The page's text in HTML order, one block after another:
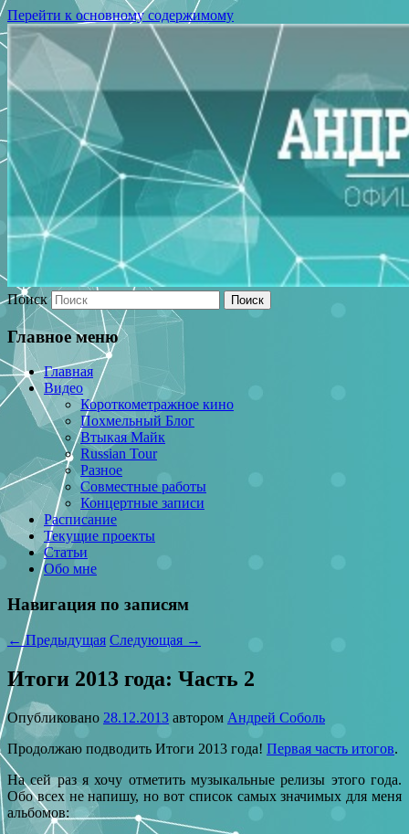
Перейти к основному содержимому
Поиск
Главное меню
Главная
Видео
Короткометражное кино
Похмельный Блог
Втыкая Майк
Russian Tour
Разное
Совместные работы
Концертные записи
Расписание
Текущие проекты
Статьи
Обо мне
Навигация по записям
←Предыдущая Следующая →
Итоги 2013 года: Часть 2
Опубликовано 28.12.2013 автором Андрей Соболь
Продолжаю подводить Итоги 2013 года! Первая часть итогов.
На сей раз я хочу отметить музыкальные релизы этого года.
Обо всех не напишу, но вот список самых значимых для меня
альбомов: